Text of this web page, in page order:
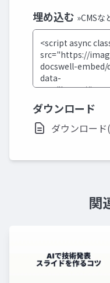
埋め込む »CMSな
ダウンロード
ダウンロー
関